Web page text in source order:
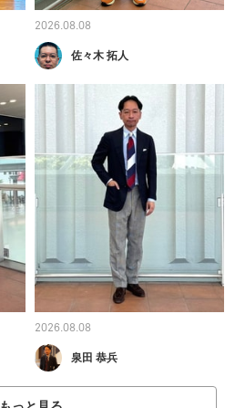
2026.08.08
佐々木 拓人
2026.08.08
泉田 恭兵